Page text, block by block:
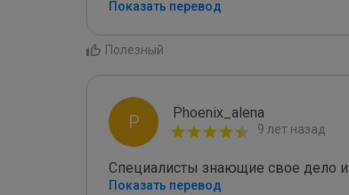
Показать перевод
Полезный
P Phoenix_alena
9 лет назад
Специалисты знающие свое дело
Показать перевод